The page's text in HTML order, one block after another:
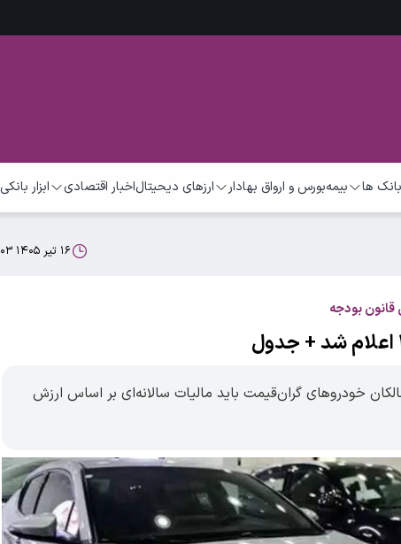
بانک ها بیمهبورس و ارواق بهادار ارزهای دیحیتالاخبار اقتصادی ابزار بانکی
۱۶ تیر ۱۴۰۵ ۱۰:۰۳
قانون بودجه سال ۱۴۰۵، مالکان خودروهای گران‌قیمت باید مالیات سالانه‌ای بر اساس ارزش